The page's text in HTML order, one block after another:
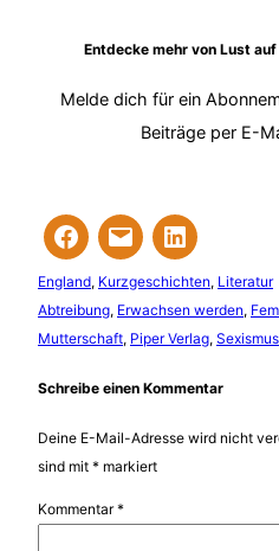
Entdecke mehr von Lust
Melde dich für ein
Beiträge per E-
England, Kurzgeschichten, Literatur
Abtreibung, Erwachsen werden,
Mutterschaft, Piper Verlag, Sexismus
Schreibe einen Kommentar
Deine E-Mail-Adresse wird nicht
sind mit * markiert
Kommentar*